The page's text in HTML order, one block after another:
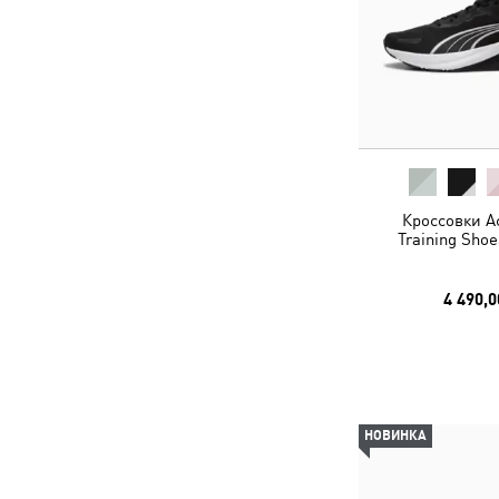
Кроссовки
Training
4
НОВИНКА